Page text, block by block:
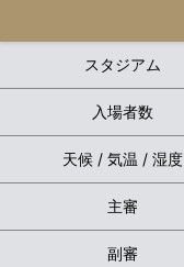
スタジアム
入場者数
天候 / 気温 / 湿度
主審
副審